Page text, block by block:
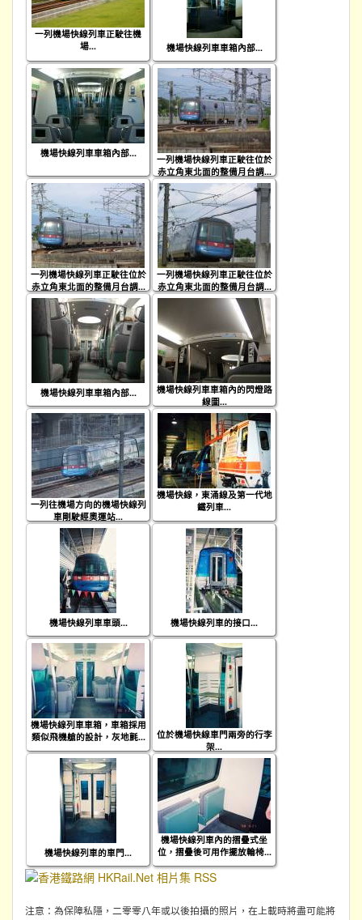
一列機場快線列車正駛往機
場...
機場快線列車車箱內部...
機場快線列車車箱內部...
一列機場快線列車正駛往位於
赤立角東北面的整備月台調...
一列機場快線列車正駛往位於
赤立角東北面的整備月台調...
一列機場快線列車正駛往位於
赤立角東北面的整備月台調...
機場快線列車車箱內部...
機場快線列車車箱內的閃燈路
線圖...
一列往機場方向的機場快線列
車剛駛經奧運站...
機場快線，東涌線及第一代地
鐵列車...
機場快線列車車頭... 機場快線列車的接口...
機場快線列車車箱，車箱採用
類似飛機艙的設計，灰地氈...
位於機場快線車門兩旁的行李
架...
機場快線列車的車門...
機場快線列車內的摺疊式坐
位，摺疊後可用作擺放輪椅...
注意：為保障私隱，二零零八年或以後拍攝的照片，在上載時將盡可能將